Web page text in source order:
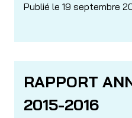
Publié le 19 septembre
RAPPORT
2015-2016